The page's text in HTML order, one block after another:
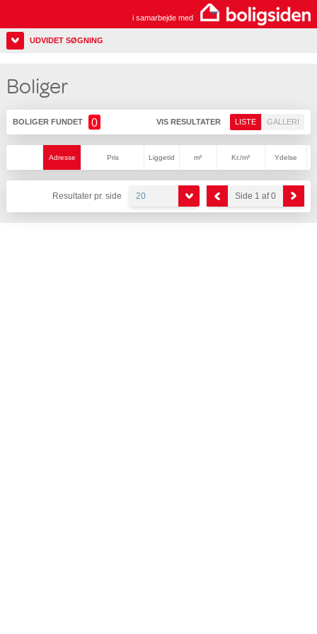
i samarbejde med
UDVIDET SØGNING
Boliger
BOLIGER FUNDET 0 VIS RESULTATER LISTE GALLERI
Adresse Pris Liggetid m² Kr./m² Ydelse
Resultater pr. side 20 Side 1 af 0